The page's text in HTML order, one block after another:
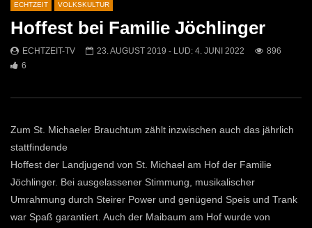
Später Ansehen
Osterfeuer St. Michael 2026: Tradition
ECHTZEIT-TV
14. APRIL 2026
1.5K
21
ECHTZEIT VOLKSKULTUR
Hoffest bei Familie Jöchlinger
ECHTZEIT-TV 23. AUGUST 2019 - LUD: 4. JUNI 2022
896
6
Zum St. Michaeler Brauchtum zählt inzwischen auch das jährlich
stattfindende
Hoffest der Landjugend von St. Michael am Hof der Familie
Jöchlinger. Bei ausgelassener Stimmung, musikalischer
Umrahmung durch Steirer Power und genügend Speis und Trank
war Spaß garantiert. Auch der Maibaum am Hof wurde von